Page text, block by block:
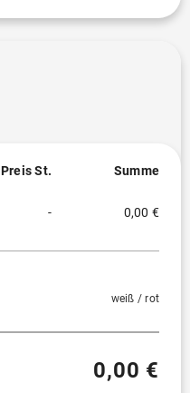
Preis St. Summe
- 0,00 €
weiß / rot
0,00 €